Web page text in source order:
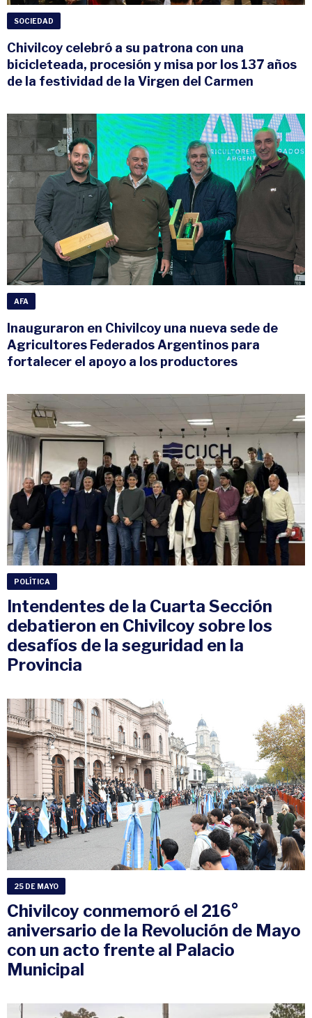
SOCIEDAD
Chivilcoy celebró a su patrona con una
bicicleteada, procesión y misa por los 137 años
de la festividad de la Virgen del Carmen
AFA
Inauguraron en Chivilcoy una nueva sede de
Agricultores Federados Argentinos para
fortalecer el apoyo a los productores
POLÍTICA
Intendentes de la Cuarta Sección
debatieron en Chivilcoy sobre los
desafíos de la seguridad en la
Provincia
25 DE MAYO
Chivilcoy conmemoró el 216°
aniversario de la Revolución de Mayo
con un acto frente al Palacio
Municipal